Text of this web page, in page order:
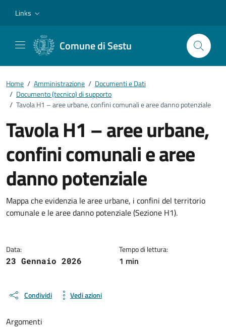
Links
Comune di Sestu
Home / Amministrazione / Documenti e Dati
/ Documento (tecnico) di supporto
/ Tavola H1 – aree urbane, confini comunali e aree danno potenziale
Tavola H1 – aree urbane,
confini comunali e aree
danno potenziale
Dettagli del documento
Mappa che evidenzia le aree urbane, i confini del territorio
comunale e le aree danno potenziale (Sezione H1).
Data:
23 Gennaio 2026
Tempo di lettura:
1 min
Condividi Vedi azioni
Argomenti